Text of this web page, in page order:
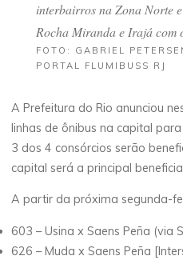
interbairros na Zona Norte
Rocha Miranda e Irajá com
FOTO: GABRIEL
PORTAL FLUMIBUSS RJ
A Prefeitura do Rio anunciou
linhas de ônibus na capital
3 dos 4 consórcios serão
capital será a principal
A partir da próxima segunda-
603 – Usina x Saens Peña (via
626 – Muda x Saens Peña